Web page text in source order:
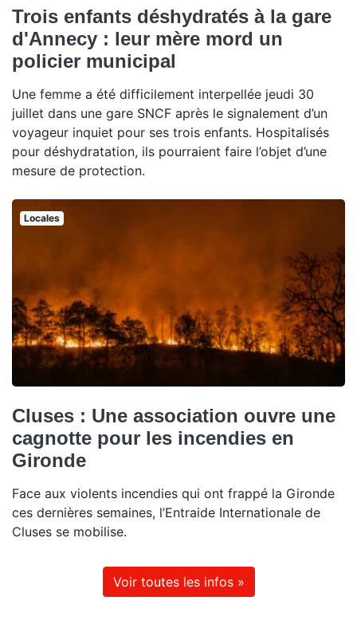
Trois enfants déshydratés à la gare
d'Annecy : leur mère mord un
policier municipal
Une femme a été difficilement interpellée jeudi 30
juillet dans une gare SNCF après le signalement d’un
voyageur inquiet pour ses trois enfants. Hospitalisés
pour déshydratation, ils pourraient faire l’objet d’une
mesure de protection.
Locales
Cluses : Une association ouvre une
cagnotte pour les incendies en
Gironde
Face aux violents incendies qui ont frappé la Gironde
ces dernières semaines, l’Entraide Internationale de
Cluses se mobilise.
Voir toutes les infos »